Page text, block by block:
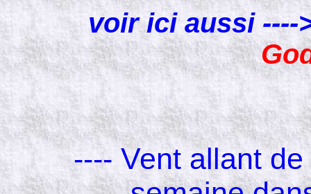
voir ici aussi
---- Vent allant de